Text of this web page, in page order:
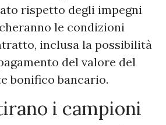
rispetto degli impegni
le condizioni
inclusa la possibilità
del valore del
bonifico bancario.
i campioni